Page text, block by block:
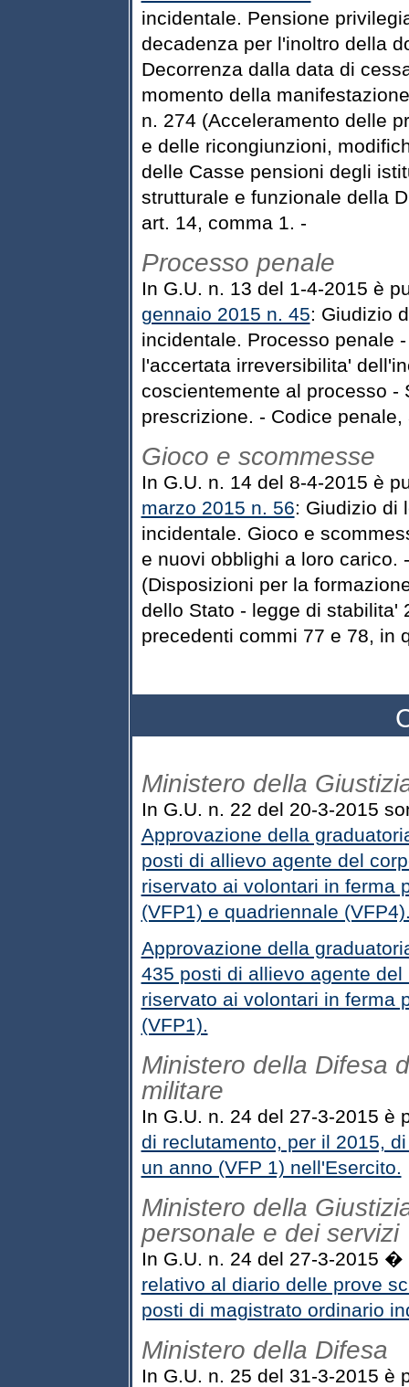
incidentale. Pensione
decadenza per l'inoltro della
Decorrenza dalla data di
momento della
n. 274 (Acceleramento delle
e delle ricongiunzioni,
delle Casse pensioni degli
strutturale e funzionale della
art. 14, comma 1. -
Processo penale
In G.U. n. 13 del 1-4-2015 è
gennaio 2015 n. 45: Giudizio
incidentale. Processo penale
l'accertata irreversibilita'
coscientemente al processo -
prescrizione. - Codice
Gioco e scommesse
In G.U. n. 14 del 8-4-2015 è
marzo 2015 n. 56: Giudizio di
incidentale. Gioco e
e nuovi obblighi a loro carico.
(Disposizioni per la
dello Stato - legge di stabilita'
precedenti commi 77 e 78, in
Ministero della
In G.U. n. 22 del 20-3-2015
Approvazione della
posti di allievo agente del
riservato ai volontari in ferma
(VFP1) e quadriennale
Approvazione della
435 posti di allievo agente
riservato ai volontari in ferma
(VFP1).
Ministero della Difesa
militare
In G.U. n. 24 del 27-3-2015 è
di reclutamento, per il 2015,
un anno (VFP 1) nell'Esercito.
Ministero della
personale e dei servizi
In G.U. n. 24 del 27-3-2015
relativo al diario delle prove
posti di magistrato ordinario
Ministero della Difesa
In G.U. n. 25 del 31-3-2015 è